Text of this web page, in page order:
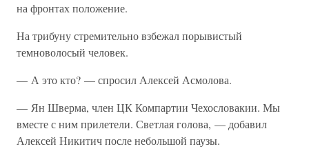
на фронтах положение.
На трибуну стремительно взбежал порывистый
темноволосый человек.
— А это кто? — спросил Алексей Асмолова.
— Ян Шверма, член ЦК Компартии Чехословакии. Мы
вместе с ним прилетели. Светлая голова, — добавил
Алексей Никитич после небольшой паузы.